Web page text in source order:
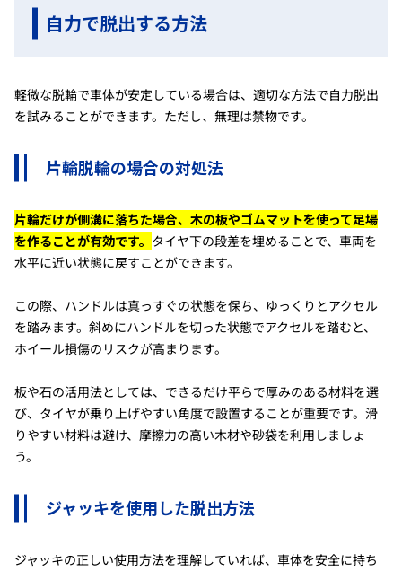
自力で脱出する方法
軽微な脱輪で車体が安定している場合は、適切な方法で自力脱出
を試みることができます。ただし、無理は禁物です。
片輪脱輪の場合の対処法
片輪だけが側溝に落ちた場合、木の板やゴムマットを使って足場
を作ることが有効です。 タイヤ下の段差を埋めることで、車両を
水平に近い状態に戻すことができます。
この際、ハンドルは真っすぐの状態を保ち、ゆっくりとアクセル
を踏みます。斜めにハンドルを切った状態でアクセルを踏むと、
ホイール損傷のリスクが高まります。
板や石の活用法としては、できるだけ平らで厚みのある材料を選
び、タイヤが乗り上げやすい角度で設置することが重要です。滑
りやすい材料は避け、摩擦力の高い木材や砂袋を利用しましょ
う。
ジャッキを使用した脱出方法
ジャッキの正しい使用方法を理解していれば、車体を安全に持ち